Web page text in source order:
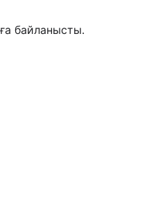
байланысты.